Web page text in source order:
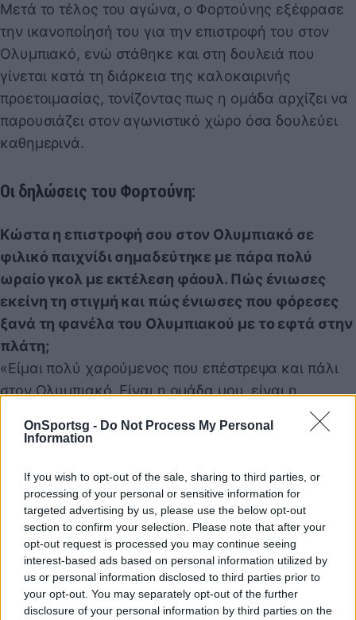
OnSportsg - Do Not Process My Personal
Information
If you wish to opt-out of the sale, sharing to third parties, or
processing of your personal or sensitive information for
targeted advertising by us, please use the below opt-out
section to confirm your selection. Please note that after your
opt-out request is processed you may continue seeing
interest-based ads based on personal information utilized by
us or personal information disclosed to third parties prior to
your opt-out. You may separately opt-out of the further
disclosure of your personal information by third parties on the
Μετά το τέλος του αγώνα, ο Φορτούνης εξέφρασε
την ικανοποίησή του για την επιστροφή του στον
Ολυμπιακό, ενώ στάθηκε και στη δουλειά που
γίνεται κατά τη διάρκεια της καλοκαιρινής
προετοιμασίας, τονίζοντας πως η ομάδα αρχίζει να
παρουσιάζει στον αγωνιστικό χώρο όσα δουλεύει
καθημερινά.
Οι δηλώσεις του Φορτούνη:
Κώστα η επιστροφή σου στον Ολυμπιακό σε
φιλικό παιχνίδι σημαδεύτηκε με πάρα πολύ
ωραίο γκολ με εκτέλεση φάουλ. Πώς ένιωσες
εκείνη τη στιγμή και πώς ένιωσες που φόρεσες
ξανά τη φανέλα του Ολυμπιακού με το εφτά στην
πλάτη;
«Είμαι πολύ χαρούμενος που επέστρεψα και πάλι
στον Ολυμπιακό. Είναι η ομάδα μου, είναι η
οικογένειά μου. Χαίρομαι να παίζω για αυτό το
σύλλογο, χαίρομαι να κάνω τους οπαδούς
χρονιά, να κάνουμε όλους τους στόχους, να τους
κατακτήσουμε. Και είμαι χαρούμενος που βοήθησα
την ομάδα σήμερα και αυτό θέλω να κάνω και στη
συνέχεια».
Και ένα σχόλιο για την προετοιμασία, πώς κυλάει;
«Η προετοιμασία είναι σκληρή. Ο προπονητής
δουλεύει κάποια πράγματα τα οποία θέλει να τα